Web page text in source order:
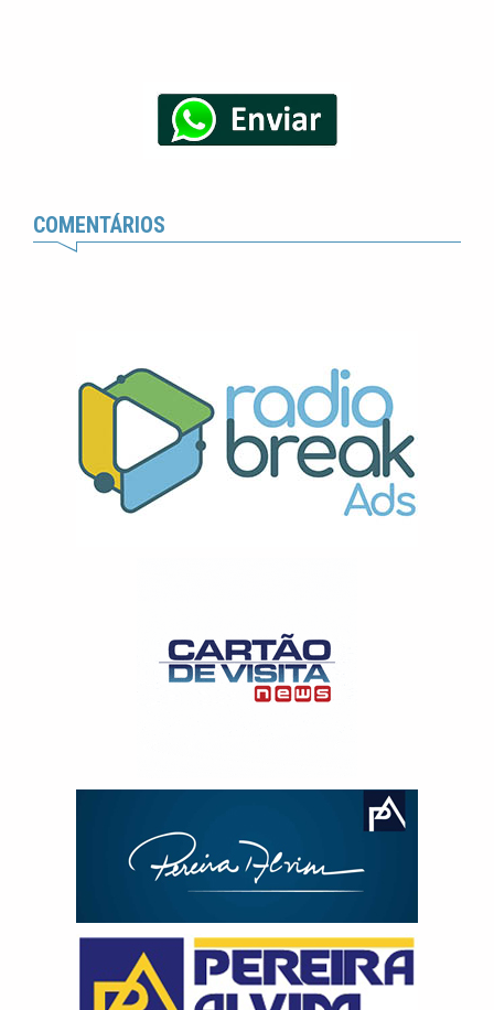
COMENTÁRIOS